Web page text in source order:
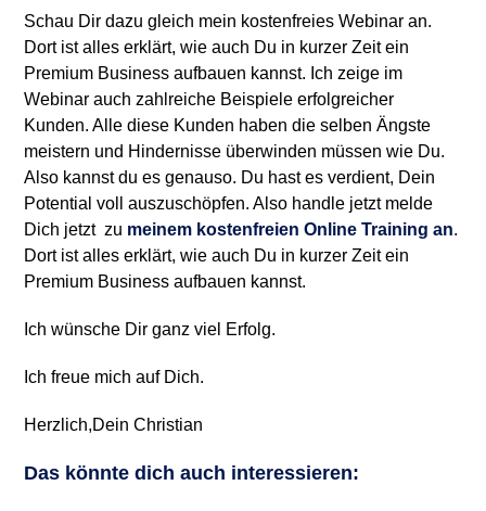
Schau Dir dazu gleich mein kostenfreies Webinar an.
Dort ist alles erklärt, wie auch Du in kurzer Zeit ein
Premium Business aufbauen kannst. Ich zeige im
Webinar auch zahlreiche Beispiele erfolgreicher
Kunden. Alle diese Kunden haben die selben Ängste
meistern und Hindernisse überwinden müssen wie Du.
Also kannst du es genauso. Du hast es verdient, Dein
Potential voll auszuschöpfen. Also handle jetzt melde
Dich jetzt zu meinem kostenfreien Online Training an.
Dort ist alles erklärt, wie auch Du in kurzer Zeit ein
Premium Business aufbauen kannst.
Ich wünsche Dir ganz viel Erfolg.
Ich freue mich auf Dich.
Herzlich,Dein Christian
Das könnte dich auch interessieren: